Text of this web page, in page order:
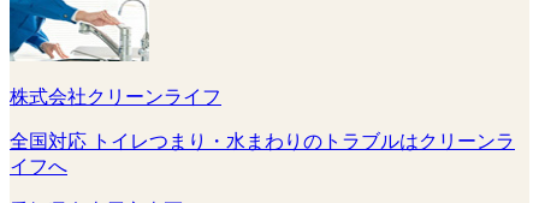
株式会社クリーンライフ
全国対応 トイレつまり・水まわりのトラブルはクリーンラ
イフへ